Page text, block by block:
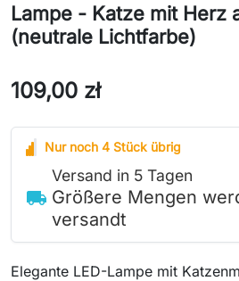
Lampe - Katze mit Herz
(neutrale Lichtfarbe)
109,00 zł
Nur noch 4 Stück übrig
local_shipping
Versand in 5 Tagen
Größere Mengen
versandt
Elegante LED-Lampe mit